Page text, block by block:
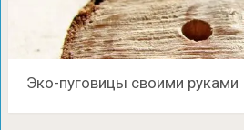
Эко-пуговицы своими руками